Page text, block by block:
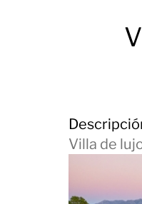
Villa de